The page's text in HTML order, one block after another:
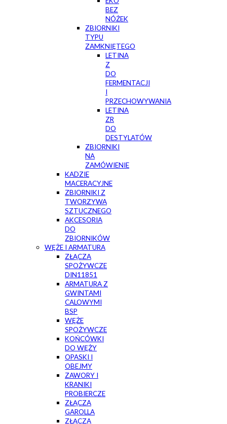
BEZ
NÓŻEK
ZBIORNIKI
TYPU
ZAMKNIĘTEGO
LETINA
Z
DO
FERMENTACJI
I
PRZECHOWYWANIA
LETINA
ZR
DO
DESTYLATÓW
ZBIORNIKI
NA
ZAMÓWIENIE
KADZIE
MACERACYJNE
ZBIORNIKI Z
TWORZYWA
SZTUCZNEGO
AKCESORIA
DO
ZBIORNIKÓW
WĘŻE I ARMATURA
ZŁĄCZA
SPOŻYWCZE
DIN11851
ARMATURA Z
GWINTAMI
CALOWYMI
BSP
WĘŻE
SPOŻYWCZE
KOŃCÓWKI
DO WĘŻY
OPASKI I
OBEJMY
ZAWORY I
KRANIKI
PROBIERCZE
ZŁĄCZA
GAROLLA
ZŁĄCZA